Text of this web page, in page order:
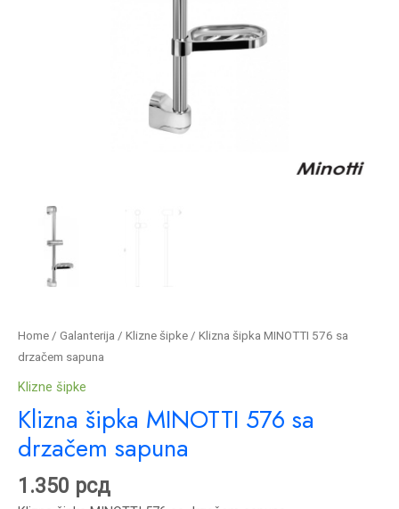
Home / Galanterija / Klizne šipke / Klizna šipka MINOTTI 576 sa
drzačem sapuna
Klizne šipke
Klizna šipka MINOTTI 576 sa
drzačem sapuna
1.350 рсд